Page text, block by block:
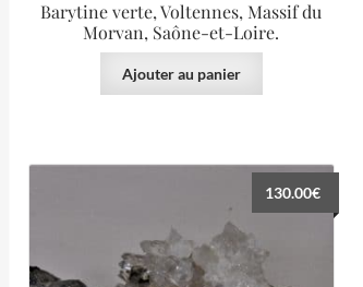
Barytine verte, Voltennes, Massif du
Morvan, Saône-et-Loire.
Ajouter au panier
130.00€